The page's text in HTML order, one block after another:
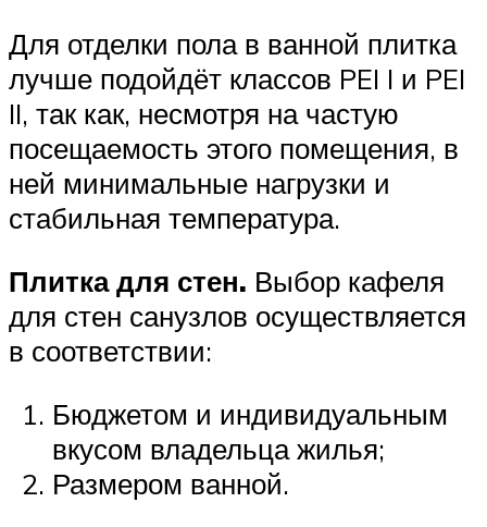
Для отделки пола в ванной плитка
лучше подойдёт классов PEI I и PEI
II, так как, несмотря на частую
посещаемость этого помещения, в
ней минимальные нагрузки и
стабильная температура.
Плитка для стен. Выбор кафеля
для стен санузлов осуществляется
в соответствии:
Бюджетом и индивидуальным
вкусом владельца жилья;
Размером ванной.